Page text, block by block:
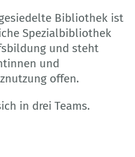
Bibliothek ist
Spezialbibliothek
und steht
und
offen.
in drei Teams.